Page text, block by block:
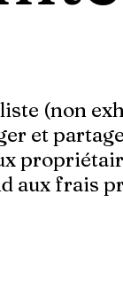
(non
et
aux frais